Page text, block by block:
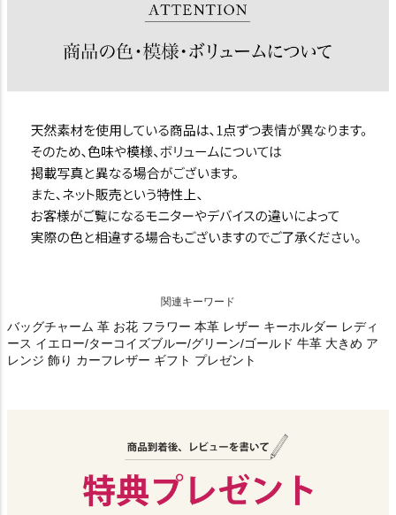
関連キーワード
バッグチャーム 革 お花 フラワー 本革 レザー キーホルダー レディ
ース イエロー/ターコイズブルー/グリーン/ゴールド 牛革 大きめ ア
レンジ 飾り カーフレザー ギフト プレゼント